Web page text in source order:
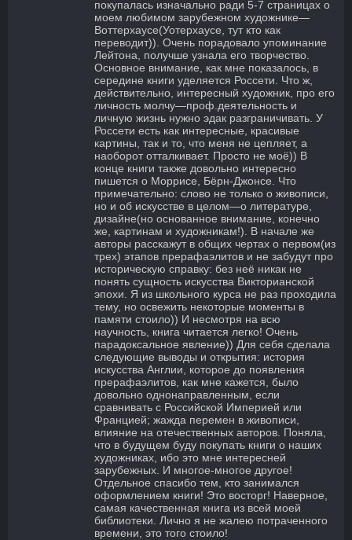
покупалась изначально ради 5-7 страницах о
моем любимом зарубежном художнике—
Воттерхаусе(Уотерхаусе, тут кто как
переводит)). Очень порадовало упоминание
Лейтона, получше узнала его творчество.
Основное внимание, как мне показалось, в
середине книги уделяется Россети. Что ж,
действительно, интересный художник, про его
личность молчу—проф.деятельность и
личную жизнь нужно эдак разграничивать. У
Россети есть как интересные, красивые
картины, так и то, что меня не цепляет, а
наоборот отталкивает. Просто не моё)) В
конце книги также довольно интересно
пишется о Моррисе, Бёрн-Джонсе. Что
примечательно: слово не только о живописи,
но и об искусстве в целом—о литературе,
дизайне(но основанное внимание, конечно
же, картинам и художникам!). В начале же
авторы расскажут в общих чертах о первом(из
трех) этапов прерафаэлитов и не забудут про
историческую справку: без неё никак не
понять сущность искусства Викторианской
эпохи. Я из школьного курса не раз проходила
тему, но освежить некоторые моменты в
памяти стоило)) И несмотря на всю
научность, книга читается легко! Очень
парадоксальное явление)) Для себя сделала
следующие выводы и открытия: история
искусства Англии, которое до появления
прерафаэлитов, как мне кажется, было
довольно однонаправленным, если
сравнивать с Российской Империей или
Францией; жажда перемен в живописи,
влияние на отечественных авторов. Поняла,
что в будущем буду покупать книги о наших
художниках, ибо это мне интересней
зарубежных. И многое-многое другое!
Отдельное спасибо тем, кто занимался
оформлением книги! Это восторг! Наверное,
самая качественная книга из всей моей
библиотеки. Лично я не жалею потраченного
времени, это того стоило!